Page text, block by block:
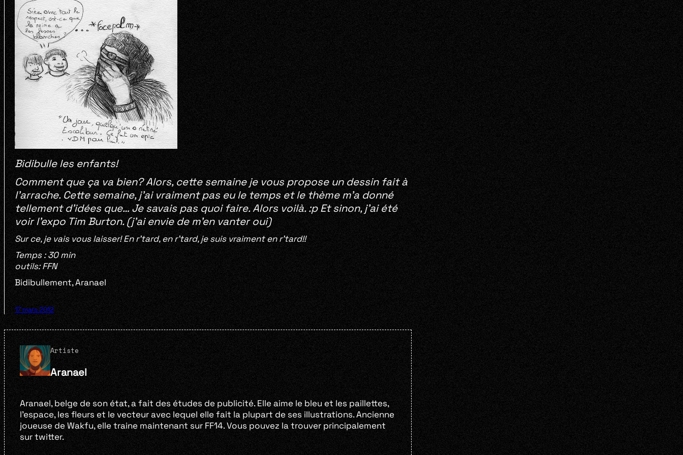
Bidibulle les enfants!
Comment que ça va bien? Alors, cette semaine je vous propose un dessin fait à
l’arrache. Cette semaine, j’ai vraiment pas eu le temps et le thème m’a donné
tellement d’idées que… Je savais pas quoi faire. Alors voilà. :p Et sinon, j’ai été
voir l’expo Tim Burton. (j’ai envie de m’en vanter oui)
Sur ce, je vais vous laisser! En r’tard, en r’tard, je suis vraiment en r’tard!!
Temps :30 min
outils: FFN
Bidibullement, Aranael
17 mars 2012
Artiste
Aranael
Aranael, belge de son état, a fait des études de publicité. Elle aime le bleu et les paillettes,
l’espace, les fleurs et le vecteur avec lequel elle fait la plupart de ses illustrations. Ancienne
joueuse de Wakfu, elle traine maintenant sur FF14. Vous pouvez la trouver principalement
sur twitter.